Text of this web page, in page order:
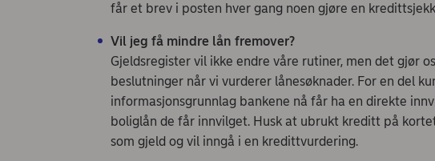
får et brev i posten hver gang noen gjøre en
Vil jeg få mindre lån fremover?
Gjeldsregister vil ikke endre våre rutiner, men det gjør
beslutninger når vi vurderer lånesøknader. For en del
informasjonsgrunnlag bankene nå får ha en direkte
boliglån de får innvilget. Husk at ubrukt kreditt på
som gjeld og vil inngå i en kredittvurdering.